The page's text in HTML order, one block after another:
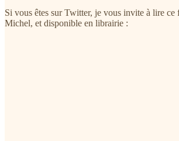
Si vous êtes sur Twitter, je vous invite à lire ce
Michel, et disponible en librairie :